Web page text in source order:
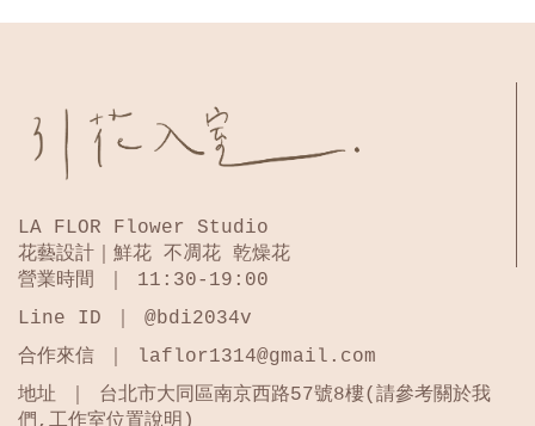
LA FLOR Flower Studio
花藝設計｜鮮花 不凋花 乾燥花
營業時間 ｜ 11:30-19:00
Line ID ｜ @bdi2034v
合作來信 ｜ laflor1314@gmail.com
地址 ｜ 台北市大同區南京西路57號8樓(請參考關於我
們,工作室位置說明)